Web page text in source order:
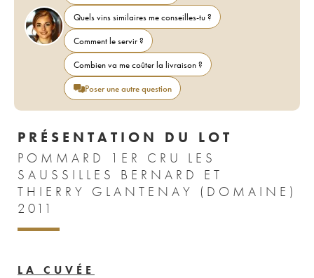
Quels vins similaires me conseilles-tu ?
Comment le servir ?
Combien va me coûter la livraison ?
Poser une autre question
PRÉSENTATION DU LOT
POMMARD 1ER CRU LES
SAUSSILLES BERNARD ET
THIERRY GLANTENAY (DOMAINE)
2011
LA CUVÉE